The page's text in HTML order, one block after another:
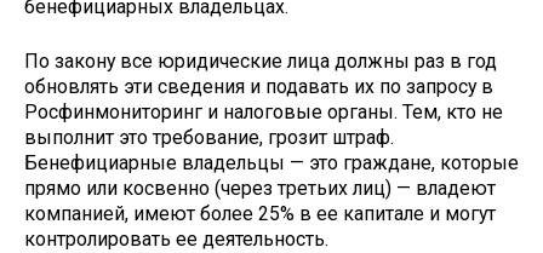
бенефициарных владельцах.
По закону все юридические лица должны раз в год
обновлять эти сведения и подавать их по запросу в
Росфинмониторинг и налоговые органы. Тем, кто не
выполнит это требование, грозит штраф.
Бенефициарные владельцы — это граждане, которые
прямо или косвенно (через третьих лиц) — владеют
компанией, имеют более 25% в ее капитале и могут
контролировать ее деятельность.